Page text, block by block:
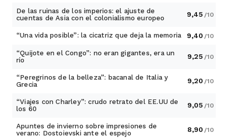
De las ruinas de los imperios: el ajuste de
cuentas de Asia con el colonialismo europeo
9,45 /10
“Una vida posible”: la cicatriz que deja la memoria 9,40 /10
“Quijote en el Congo”: no eran gigantes, era un
río
9,25 /10
“Peregrinos de la belleza”: bacanal de Italia y
Grecia
9,20 /10
“Viajes con Charley”: crudo retrato del EE.UU de
los 60
9,05 /10
Apuntes de invierno sobre impresiones de
verano: Dostoievski ante el espejo
8,90 /10